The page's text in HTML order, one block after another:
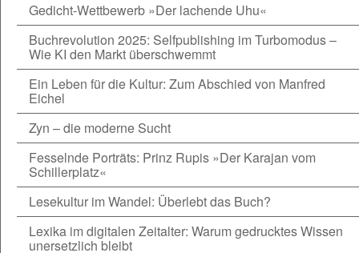
Gedicht-Wettbewerb »Der lachende Uhu«
Buchrevolution 2025: Selfpublishing im Turbomodus –
Wie KI den Markt überschwemmt
Ein Leben für die Kultur: Zum Abschied von Manfred
Eichel
Zyn – die moderne Sucht
Fesselnde Porträts: Prinz Rupis »Der Karajan vom
Schillerplatz«
Lesekultur im Wandel: Überlebt das Buch?
Lexika im digitalen Zeitalter: Warum gedrucktes Wissen
unersetzlich bleibt